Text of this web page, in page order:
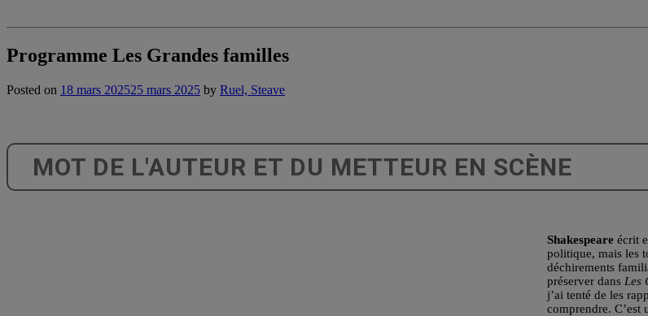
Programme Les Grandes familles
Posted on 18 mars 202525 mars 2025 by Ruel, Steave
MOT DE L'AUTEUR ET DU METTEUR EN SCÈNE
Shakespeare écrit
politique, mais les
déchirements
préserver dans Les
j’ai tenté de les
comprendre. C’est